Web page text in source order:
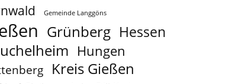
Gemeinde Langgöns
Grünberg Hessen
Hungen
Kreis Gießen